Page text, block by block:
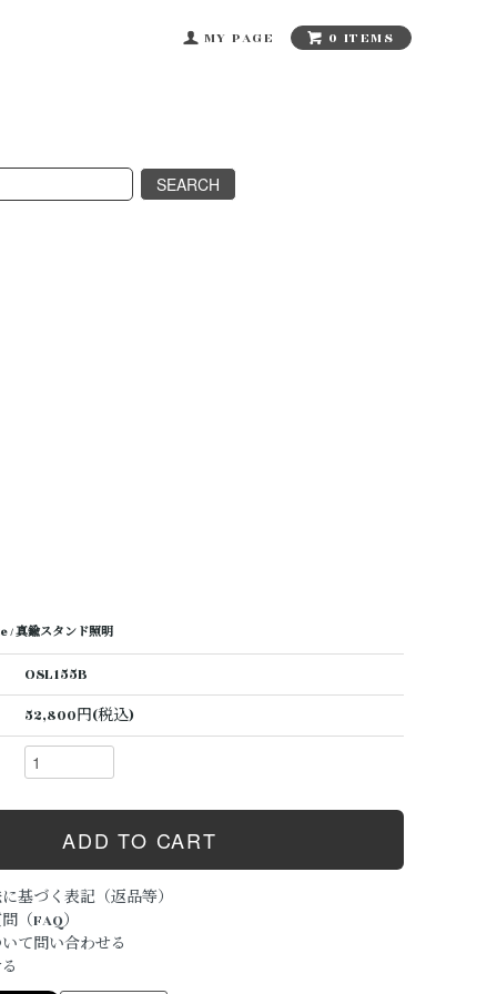
MY PAGE 0 ITEMS
/ 真鍮スタンド照明
OSL155B
52,800円(税込)
基づく表記（返品等）
（FAQ）
て問い合わせる